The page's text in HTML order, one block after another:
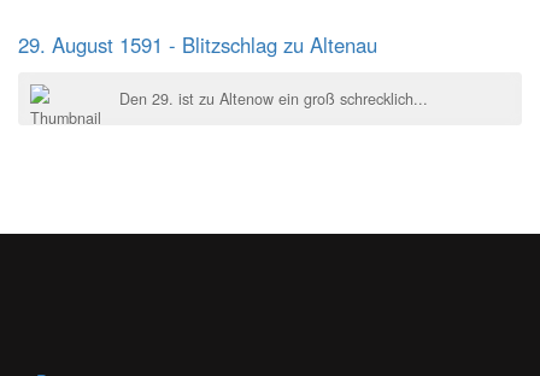
29. August 1591 - Blitzschlag zu Altenau
Den 29. ist zu Altenow ein groß schrecklich...